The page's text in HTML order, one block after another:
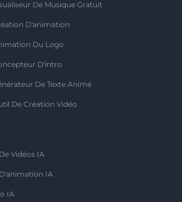
De Musique Gratuit
D'animation
Du Logo
D'intro
De Texte Animé
De Création Vidéo
Vidéos IA
IA
IA